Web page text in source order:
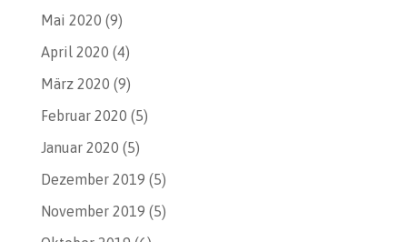
Mai 2020 (9)
April 2020 (4)
März 2020 (9)
Februar 2020 (5)
Januar 2020 (5)
Dezember 2019 (5)
November 2019 (5)